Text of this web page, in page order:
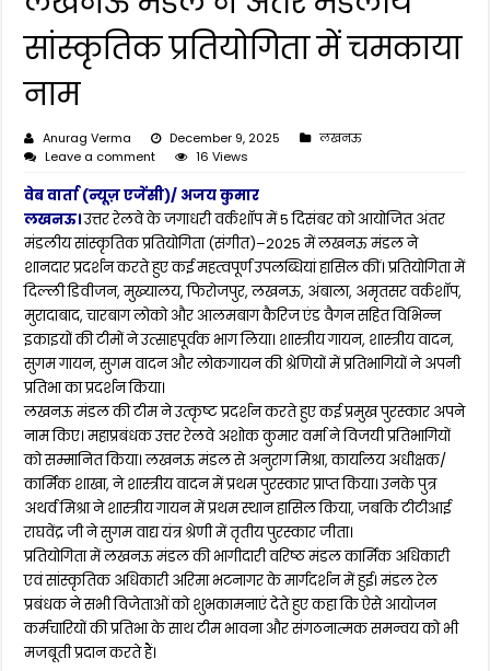
सांस्कृतिक प्रतियोगिता में चमकाया
नाम
Anurag Verma December 9, 2025
लखनऊ
Leave a comment
16 Views
वेब वार्ता (न्यूज़ एजेंसी)/ अजय कुमार
लखनऊ।उत्तर रेलवे के जगाधरी वर्कशॉप में 5 दिसंबर को आयोजित अंतर
मंडलीय सांस्कृतिक प्रतियोगिता (संगीत)–2025 में लखनऊ मंडल ने
शानदार प्रदर्शन करते हुए कई महत्वपूर्ण उपलब्धियां हासिल कीं। प्रतियोगिता में
दिल्ली डिवीजन, मुख्यालय, फिरोजपुर, लखनऊ, अंबाला, अमृतसर वर्कशॉप,
मुरादाबाद, चारबाग लोको और आलमबाग कैरिज एंड वैगन सहित विभिन्न
इकाइयों की टीमों ने उत्साहपूर्वक भाग लिया। शास्त्रीय गायन, शास्त्रीय वादन,
सुगम गायन, सुगम वादन और लोकगायन की श्रेणियों में प्रतिभागियों ने अपनी
प्रतिभा का प्रदर्शन किया।
लखनऊ मंडल की टीम ने उत्कृष्ट प्रदर्शन करते हुए कई प्रमुख पुरस्कार अपने
नाम किए। महाप्रबंधक उत्तर रेलवे अशोक कुमार वर्मा ने विजयी प्रतिभागियों
को सम्मानित किया। लखनऊ मंडल से अनुराग मिश्रा, कार्यालय अधीक्षक/
कार्मिक शाखा, ने शास्त्रीय वादन में प्रथम पुरस्कार प्राप्त किया। उनके पुत्र
अथर्व मिश्रा ने शास्त्रीय गायन में प्रथम स्थान हासिल किया, जबकि टीटीआई
राघवेंद्र जी ने सुगम वाद्य यंत्र श्रेणी में तृतीय पुरस्कार जीता।
प्रतियोगिता में लखनऊ मंडल की भागीदारी वरिष्ठ मंडल कार्मिक अधिकारी
एवं सांस्कृतिक अधिकारी अरिमा भटनागर के मार्गदर्शन में हुई। मंडल रेल
प्रबंधक ने सभी विजेताओं को शुभकामनाएं देते हुए कहा कि ऐसे आयोजन
कर्मचारियों की प्रतिभा के साथ टीम भावना और संगठनात्मक समन्वय को भी
मजबूती प्रदान करते हैं।